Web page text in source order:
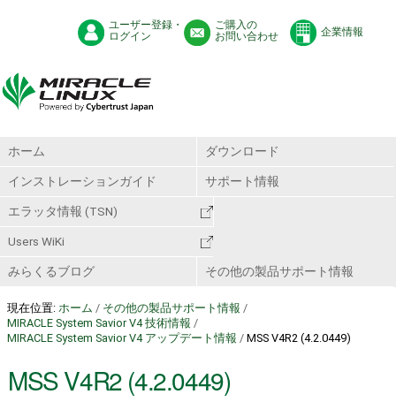
ユーザー登録・
ログイン
ご購入の
お問い合わせ
企業情報
ホーム ダウンロード
インストレーションガイド サポート情報
エラッタ情報 (TSN)
Users WiKi
みらくるブログ その他の製品サポート情報
現在位置: ホーム / その他の製品サポート情報 /
MIRACLE System Savior V4 技術情報 /
MIRACLE System Savior V4 アップデート情報 / MSS V4R2 (4.2.0449)
MSS V4R2 (4.2.0449)